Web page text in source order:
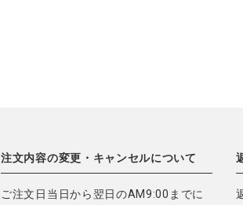
注文内容の変更・キャンセルについて
ご注文日当日から翌日のAM9:00までに